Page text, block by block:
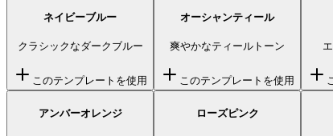
ネイビーブルー
クラシックなダークブルー
このテンプレートを使用
オーシャンティール
爽やかなティールトーン
このテンプレートを使用
アンバーオレンジ ローズピンク